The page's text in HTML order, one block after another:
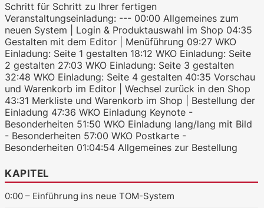
Schritt für Schritt zu Ihrer fertigen
Veranstaltungseinladung: --- 00:00 Allgemeines zum
neuen System | Login & Produktauswahl im Shop 04:35
Gestalten mit dem Editor | Menüführung 09:27 WKO
Einladung: Seite 1 gestalten 18:12 WKO Einladung: Seite
2 gestalten 27:03 WKO Einladung: Seite 3 gestalten
32:48 WKO Einladung: Seite 4 gestalten 40:35 Vorschau
und Warenkorb im Editor | Wechsel zurück in den Shop
43:31 Merkliste und Warenkorb im Shop | Bestellung der
Einladung 47:36 WKO Einladung Keynote -
Besonderheiten 51:50 WKO Einladung lang/lang mit Bild
- Besonderheiten 57:00 WKO Postkarte -
Besonderheiten 01:04:54 Allgemeines zur Bestellung
KAPITEL
0:00 – Einführung ins neue TOM-System
WKO.tv KI (lokales LLM gemma-4-
26b-a4b-it, Blackwell)